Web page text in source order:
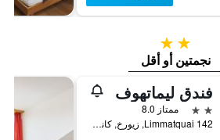
2 نجمتين
نجمتين أو أقل
فندق ليماتهوف
2 نجمتين
ممتاز 8.0
Limmatquai 142, زيورخ, كانتون زيورخ, سويسرا